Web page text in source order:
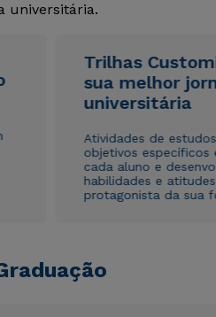
universitária.
Trilhas
sua melhor
universitária
Atividades de
objetivos específicos
cada aluno e
habilidades e
protagonista da sua
Rápido
Rápido